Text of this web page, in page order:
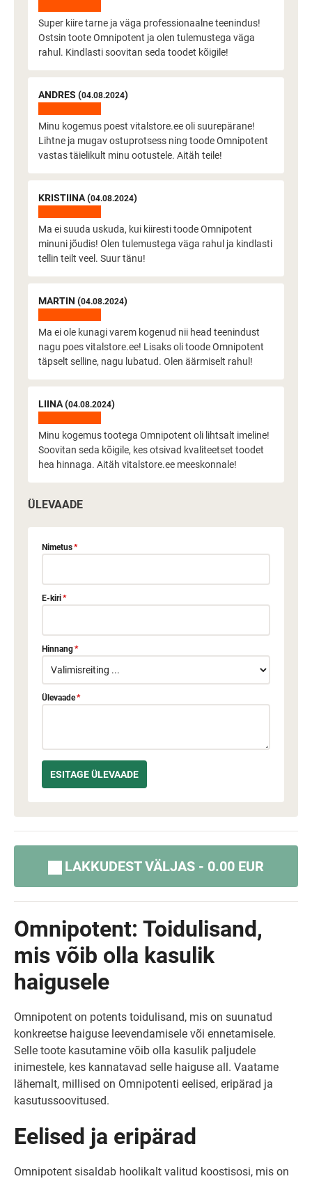
Super kiire tarne ja väga professionaalne teenindus!
Ostsin toote Omnipotent ja olen tulemustega väga
rahul. Kindlasti soovitan seda toodet kõigile!
ANDRES (04.08.2024)
Minu kogemus poest vitalstore.ee oli suurepärane!
Lihtne ja mugav ostuprotsess ning toode Omnipotent
vastas täielikult minu ootustele. Aitäh teile!
KRISTIINA (04.08.2024)
Ma ei suuda uskuda, kui kiiresti toode Omnipotent
minuni jõudis! Olen tulemustega väga rahul ja kindlasti
tellin teilt veel. Suur tänu!
MARTIN (04.08.2024)
Ma ei ole kunagi varem kogenud nii head teenindust
nagu poes vitalstore.ee! Lisaks oli toode Omnipotent
täpselt selline, nagu lubatud. Olen äärmiselt rahul!
LIINA (04.08.2024)
Minu kogemus tootega Omnipotent oli lihtsalt imeline!
Soovitan seda kõigile, kes otsivad kvaliteetset toodet
hea hinnaga. Aitäh vitalstore.ee meeskonnale!
ÜLEVAADE
Nimetus*
E-kiri*
Hinnang*
Ülevaade*
LAKKUDEST VÄLJAS - 0.00 EUR
Omnipotent: Toidulisand,
mis võib olla kasulik
haigusele
Omnipotent on potents toidulisand, mis on suunatud
konkreetse haiguse leevendamisele või ennetamisele.
Selle toote kasutamine võib olla kasulik paljudele
inimestele, kes kannatavad selle haiguse all. Vaatame
lähemalt, millised on Omnipotenti eelised, eripärad ja
kasutussoovitused.
Eelised ja eripärad
Omnipotent sisaldab hoolikalt valitud koostisosi, mis on